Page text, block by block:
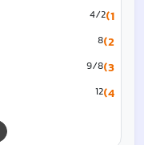
1)
4/2
2)
8
3)
9/8
4)
12